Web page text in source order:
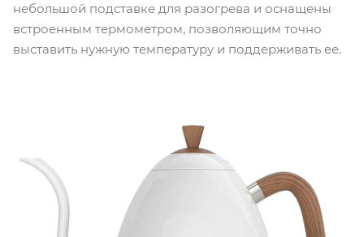
небольшой подставке для разогрева и оснащены
встроенным термометром, позволяющим точно
выставить нужную температуру и поддерживать ее.